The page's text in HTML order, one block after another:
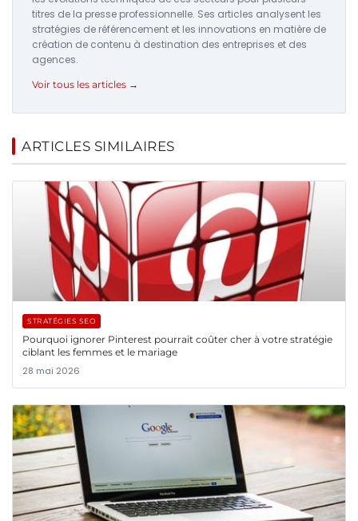
titres de la presse professionnelle. Ses articles analysent les
stratégies de référencement et les innovations en matière de
création de contenu à destination des entreprises et des
agences.
Voir tous les articles →
ARTICLES SIMILAIRES
STRATÉGIES SEO
Pourquoi ignorer Pinterest pourrait coûter cher à votre stratégie
ciblant les femmes et le mariage
28 mai 2026